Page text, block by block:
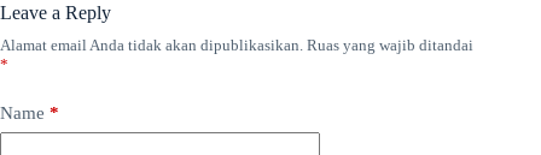
Leave a Reply
Alamat email Anda tidak akan dipublikasikan. Ruas yang wajib ditandai
*
Name *